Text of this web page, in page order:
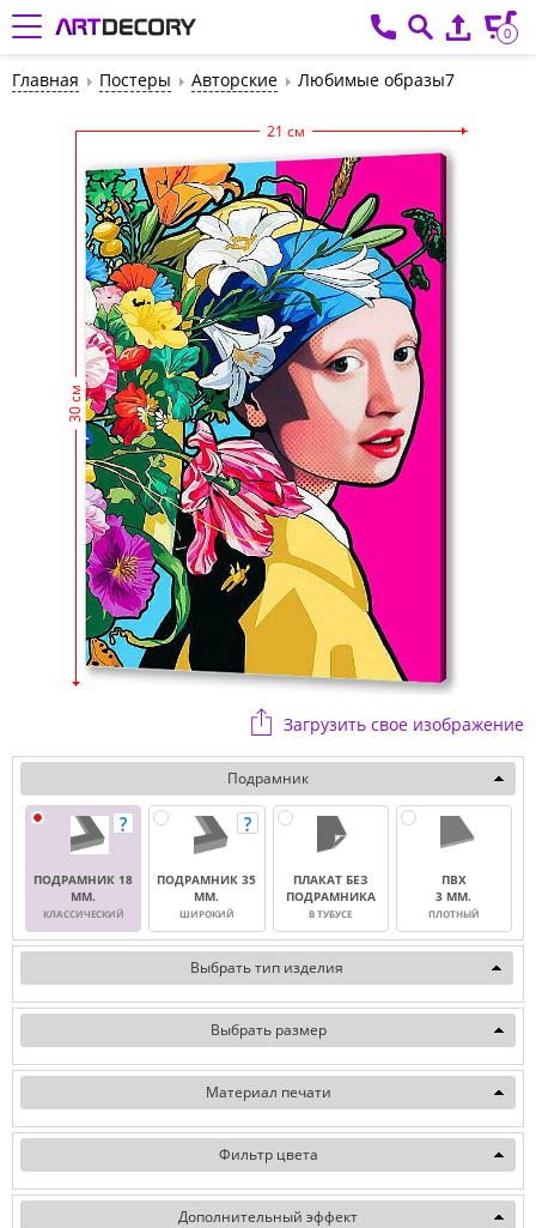
0
Главная Постеры Авторские Любимые образы7
21 см
30 см
Загрузить свое изображение
Подрамник
ПОДРАМНИК 18
ММ.
КЛАССИЧЕСКИЙ
ПОДРАМНИК 35
ММ.
ШИРОКИЙ
ПЛАКАТ БЕЗ
ПОДРАМНИКА
В ТУБУСЕ
ПВХ
3 ММ.
ПЛОТНЫЙ
Выбрать тип изделия
Выбрать размер
Материал печати
Фильтр цвета
Дополнительный эффект